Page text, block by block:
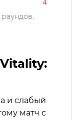
и слабый
матч с